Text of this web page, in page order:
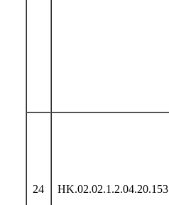
24 HK.02.02.1.2.04.20.153